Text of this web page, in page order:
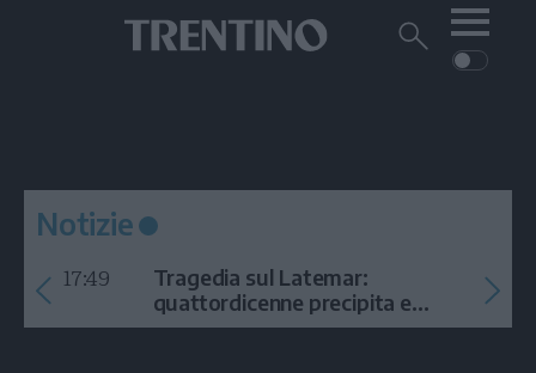
Cerca
CRONACA
GARDA
CULTURA
VIDEO
Notizie
17:49
Tragedia sul Latemar:
quattordicenne precipita e
muore